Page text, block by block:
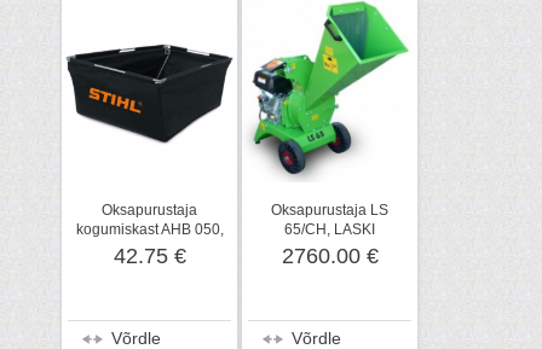
Oksapurustaja
kogumiskast AHB 050,
50 L
42.75 €
Võrdle
Oksapurustaja LS
65/CH, LASKI
2760.00 €
Võrdle